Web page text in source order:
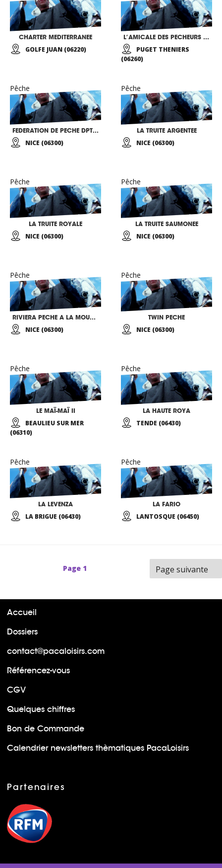
CHARTER MEDITERRANEE
GOLFE JUAN (06220)
L’AMICALE DES PECHEURS DU CIANS
PUGET THENIERS
(06260)
Pêche
FEDERATION DE PECHE DPT 06
NICE (06300)
Pêche
LA TRUITE ARGENTEE
NICE (06300)
Pêche
LA TRUITE ROYALE
NICE (06300)
Pêche
LA TRUITE SAUMONEE
NICE (06300)
Pêche
RIVIERA PECHE A LA MOUCHE
NICE (06300)
Pêche
TWIN PECHE
NICE (06300)
Pêche
LE MAÏ-MAÏ II
BEAULIEU SUR MER
(06310)
Pêche
LA HAUTE ROYA
TENDE (06430)
Pêche
LA LEVENZA
LA BRIGUE (06430)
Pêche
LA FARIO
LANTOSQUE (06450)
Page 1 Page suivante
Accueil
Dossiers
contact@pacaloisirs.com
Référencez-vous
CGV
Quelques chiffres
Bon de Commande
Calendrier newsletters thèmatiques PacaLoisirs
Partenaires